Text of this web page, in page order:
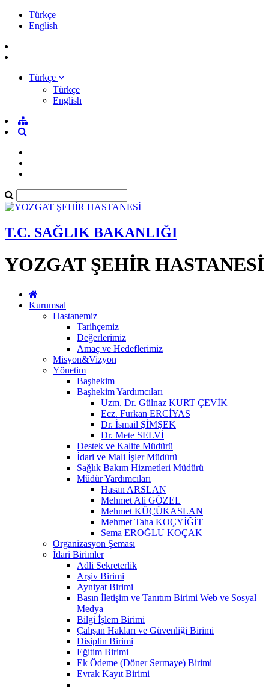
Türkçe
English
Türkçe
Türkçe
English
T.C. SAĞLIK BAKANLIĞI
YOZGAT ŞEHİR HASTANESİ
Kurumsal
Hastanemiz
Tarihçemiz
Değerlerimiz
Amaç ve Hedeflerimiz
Misyon&Vizyon
Yönetim
Başhekim
Başhekim Yardımcıları
Uzm. Dr. Gülnaz KURT ÇEVİK
Ecz. Furkan ERCİYAS
Dr. İsmail ŞİMŞEK
Dr. Mete SELVİ
Destek ve Kalite Müdürü
İdari ve Mali İşler Müdürü
Sağlık Bakım Hizmetleri Müdürü
Müdür Yardımcıları
Hasan ARSLAN
Mehmet Ali GÖZEL
Mehmet KÜÇÜKASLAN
Mehmet Taha KOÇYİĞİT
Sema EROĞLU KOÇAK
Organizasyon Şeması
İdari Birimler
Adli Sekreterlik
Arşiv Birimi
Ayniyat Birimi
Basın İletişim ve Tanıtım Birimi Web ve Sosyal
Medya
Bilgi İşlem Birimi
Çalışan Hakları ve Güvenliği Birimi
Disiplin Birimi
Eğitim Birimi
Ek Ödeme (Döner Sermaye) Birimi
Evrak Kayıt Birimi